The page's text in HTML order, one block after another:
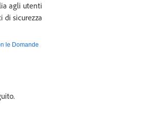
agli utenti
di sicurezza
le Domande